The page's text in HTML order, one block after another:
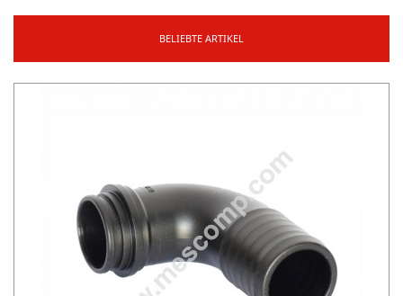
BELIEBTE ARTIKEL